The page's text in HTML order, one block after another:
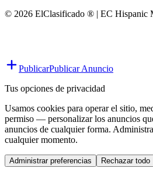
© 2026 ElClasificado ® | EC Hispanic
PublicarPublicar Anuncio
Tus opciones de privacidad
Usamos cookies para operar el sitio,
permiso — personalizar los anuncios
anuncios de cualquier forma.
cualquier momento.
Administrar preferencias Rechazar todo